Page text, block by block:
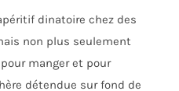
dinatoire chez des
non plus seulement
manger et pour
détendue sur fond de